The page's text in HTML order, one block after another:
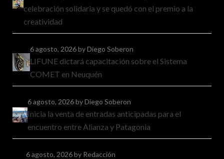
celebración solidaria y se quedó con el premio a la
creatividad
6 agosto, 2026by Diego Soberon
LIFUNE dictará capacitación sobre el Sistema
COMET en Neuquén
6 agosto, 2026by Diego Soberon
Inicia la venta de entradas anticipadas para el
encuentro entre Alianza y Patagonia
6 agosto, 2026by Redacción